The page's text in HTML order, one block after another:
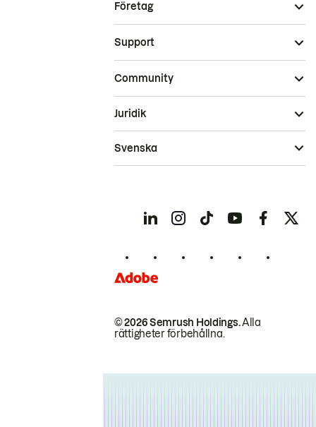
Företag
Support
Community
© 2026 Semrush Holdings.Alla
rättigheter förbehållna.
Juridik
Svenska